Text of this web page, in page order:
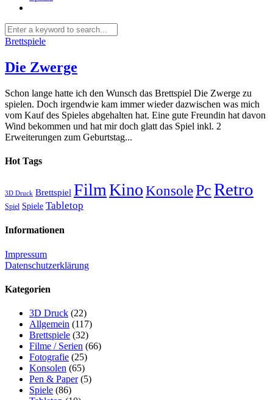
Brettspiele
Die Zwerge
Schon lange hatte ich den Wunsch das Brettspiel Die Zwerge zu
spielen. Doch irgendwie kam immer wieder dazwischen was mich
vom Kauf des Spieles abgehalten hat. Eine gute Freundin hat davon
Wind bekommen und hat mir doch glatt das Spiel inkl. 2
Erweiterungen zum Geburtstag...
Hot Tags
3D Druck Brettspiel FilmKinoKonsolePcRetro
Spiel Spiele Tabletop
Informationen
Impressum
Datenschutzerklärung
Kategorien
3D Druck (22)
Allgemein (117)
Brettspiele (32)
Filme / Serien (66)
Fotografie (25)
Konsolen (65)
Pen & Paper(5)
Spiele (86)